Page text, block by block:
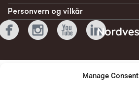
Manage Consent
Personvern og vilkår